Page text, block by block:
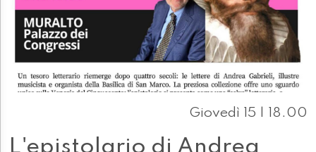
Giovedì 15 | 18.00
L'epistolario di Andrea